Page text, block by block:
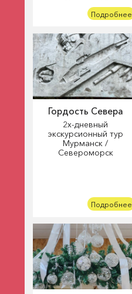
Подробнее
Гордость Севера
2х-дневный
экскурсионный тур
Мурманск /
Североморск
Подробнее